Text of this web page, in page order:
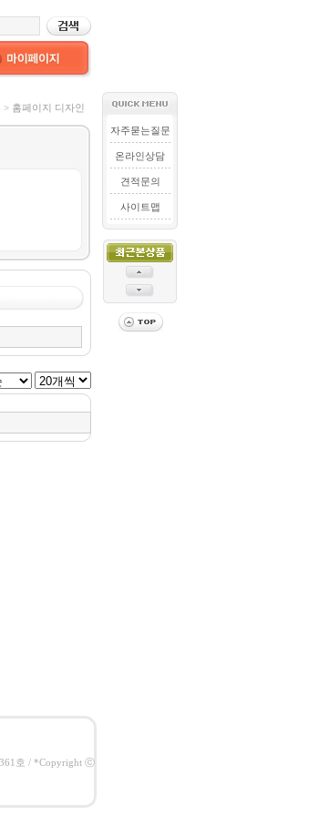
> 홈페이지 디자인
자주묻는질문
온라인상담
견적문의
사이트맵
호 / *Copyright ⓒ